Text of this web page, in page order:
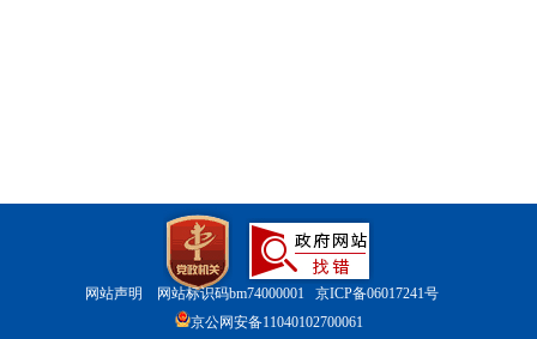
网站声明 网站标识码bm74000001 京ICP备06017241号
京公网安备11040102700061